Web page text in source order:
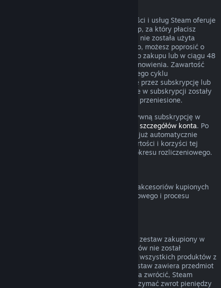
W przypadku niektórego rodzaju zawartości i usług Steam oferuje
okresowy (comiesięczny, coroczny) dostęp, za który płacisz
cyklicznie. Jeżeli odnawialna subskrypcja nie została użyta
podczas obecnego okresu rozliczeniowego, możesz poprosić o
zwrot w ciągu 48 godzin od początkowego zakupu lub w ciągu 48
godzin od dowolnego automatycznego odnowienia. Zawartość
uznaje się za użytą, jeżeli podczas obecnego cyklu
rozliczeniowego grano w gry obejmowane przez subskrypcję lub
jeżeli wszelkie korzyści lub zniżki zawarte w subskrypcji zostały
użyte, wykorzystane, zmodyfikowane lub przeniesione.
Pamiętaj o tym, że możesz anulować aktywną subskrypcję w
swoich szczegółów konta. Po
anulowaniu twoja subskrypcja nie będzie już automatycznie
odnawiana, ale uzyskasz dostęp do zawartości i korzyści tej
subskrypcji do końca twojego obecnego okresu rozliczeniowego.
Możesz poprosić o zwrot sprzętu Steam i akcesoriów kupionych
poprzez Steam w obrębie przedziału czasowego i procesu
Możesz otrzymać zwrot pieniędzy za cały zestaw zakupiony w
Sklepie Steam, jeśli żaden z jego elementów nie został
przekazany lub łączny czas uruchomienia wszystkich produktów z
zestawu nie przekracza 2 godzin. Jeśli zestaw zawiera przedmiot
w grze lub DLC, który normalnie nie można zwrócić, Steam
poinformuje cię przy kasie, czy można otrzymać zwrot pieniędzy